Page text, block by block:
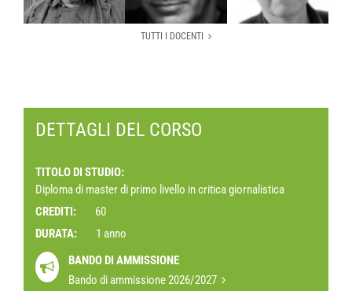
TUTTI I DOCENTI
DETTAGLI DEL CORSO
TITOLO DI STUDIO
Diploma di master di primo livello in critica giornalistica
CREDITI
60
DURATA
1 anno
BANDO DI AMMISSIONE
Bando di ammissione 2026/2027